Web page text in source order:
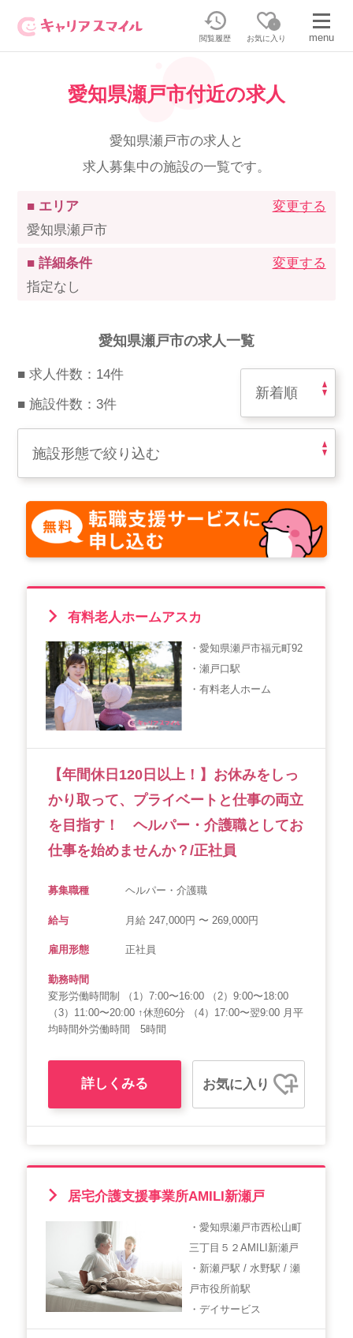
閲覧履歴
0
お気に入り menu
無料相談・お問い合わせはこちら
無料転職相談・お問い合わせの内容を
正社員／パートで働く
派遣で働く
その他のお問い合わせ
正社員・パートの求人を探す
紹介会社を使うメリットについて
介護・看護のお仕事について
WEB勤怠
支店連絡先一覧
会社概要 個人情報保護方針
お知らせ 採用担当者様へ サイトマップ
愛知県瀬戸市付近の求人
愛知県瀬戸市の求人と
求人募集中の施設の一覧です。
■ エリア
愛知県瀬戸市
変更する
■ 詳細条件
指定なし
変更する
愛知県瀬戸市の求人一覧
■ 求人件数：14件
■ 施設件数：3件
有料老人ホームアスカ
・愛知県瀬戸市福元町92
・瀬戸口駅
・有料老人ホーム
【年間休日120日以上！】お休みをしっ
かり取って、プライベートと仕事の両立
を目指す！ ヘルパー・介護職としてお
仕事を始めませんか？/正社員
募集職種 ヘルパー・介護職
給与 月給 247,000円 〜 269,000円
雇用形態 正社員
勤務時間
変形労働時間制 （1）7:00〜16:00 （2）9:00〜18:00
（3）11:00〜20:00 ↑休憩60分 （4）17:00〜翌9:00 月平
均時間外労働時間 5時間
詳しくみる お気に入り
居宅介護支援事業所AMILI新瀬戸
・愛知県瀬戸市西松山町
三丁目５２AMILI新瀬戸
・新瀬戸駅 / 水野駅 / 瀬
戸市役所前駅
・デイサービス